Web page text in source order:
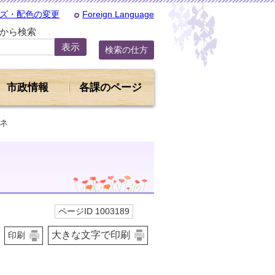
・配色の変更 Foreign Language
ら検索
検索の仕方
市政情報 各課のページ
ページID 1003189
印刷 大きな文字で印刷